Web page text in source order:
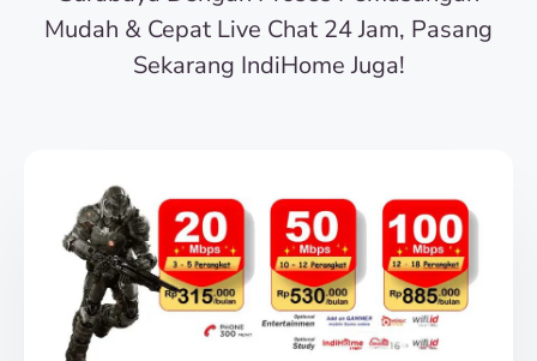
Mudah & Cepat Live Chat 24 Jam, Pasang
Sekarang IndiHome Juga!